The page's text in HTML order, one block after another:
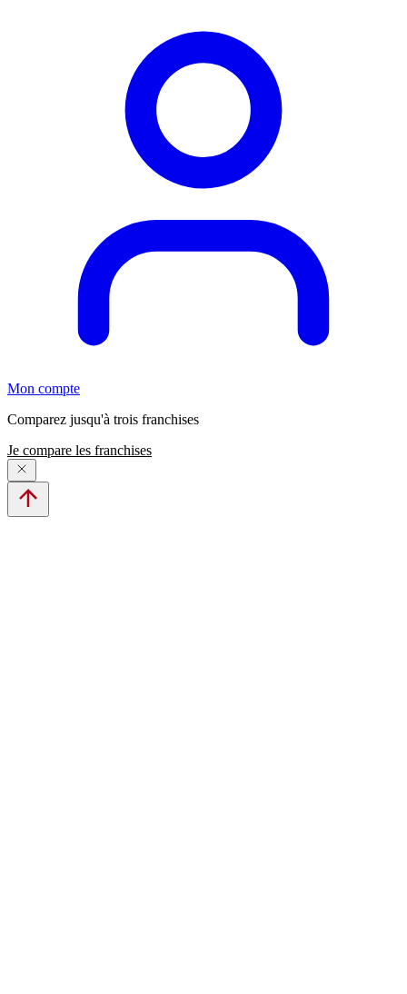
Mon compte
Comparez jusqu'à trois franchises
Je compare les franchises